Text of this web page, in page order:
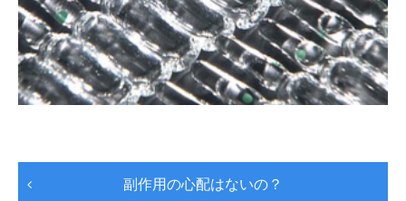
副作用の心配はないの？